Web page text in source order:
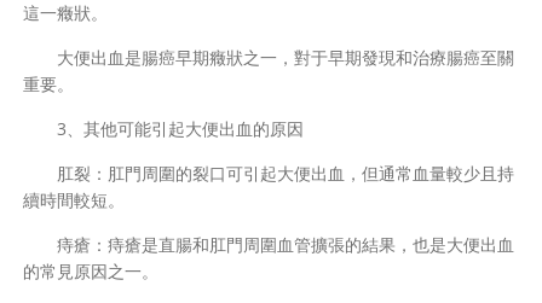
這一癥狀。
大便出血是腸癌早期癥狀之一，對于早期發現和治療腸癌至關
重要。
3、其他可能引起大便出血的原因
肛裂：肛門周圍的裂口可引起大便出血，但通常血量較少且持
續時間較短。
痔瘡：痔瘡是直腸和肛門周圍血管擴張的結果，也是大便出血
的常見原因之一。